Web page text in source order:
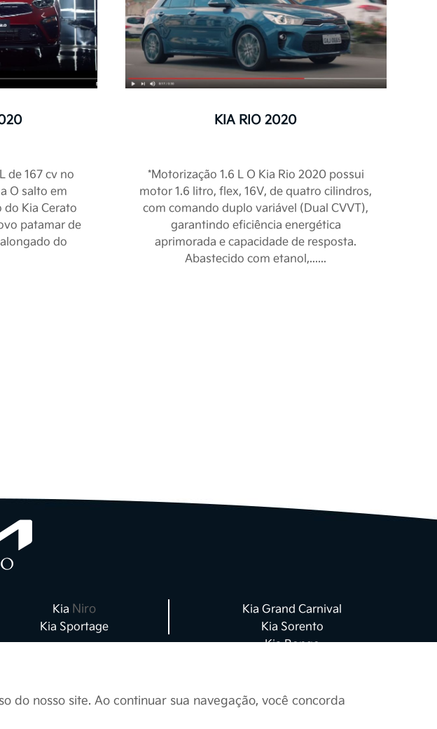
de 167 cv no
O salto em
Kia Cerato
patamar de
do
KIA RIO 2020
*Motorização 1.6 L O Kia Rio 2020 possui
motor 1.6 litro, flex, 16V, de quatro cilindros,
com comando duplo variável (Dual CVVT),
garantindo eficiência energética
aprimorada e capacidade de resposta.
Abastecido com etanol,......
objetiva afirmar nosso compromisso com
treinados para proteger seus dados
Pessoais
pessoais serão coletados para uso
o envio de comunicações relacionadas
envio de informações sobre outros
diversas.
fale-conosco ou telefone
Kia Niro
Kia Sportage
Kia Grand Carnival
Kia Sorento
Kia Bongo
do nosso site. Ao continuar sua navegação, você concorda